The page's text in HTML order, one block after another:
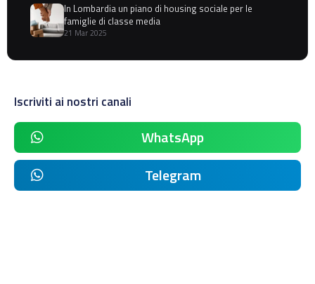
In Lombardia un piano di housing sociale per le
famiglie di classe media
21 Mar 2025
Iscriviti ai nostri canali
WhatsApp
Telegram